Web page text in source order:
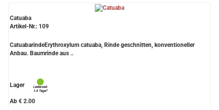
Catuaba
Artikel-Nr.: 109
CatuabarindeErythroxylum catuaba, Rinde geschnitten, konventioneller
Anbau. Baumrinde aus ..
Lager
Ab € 2.00